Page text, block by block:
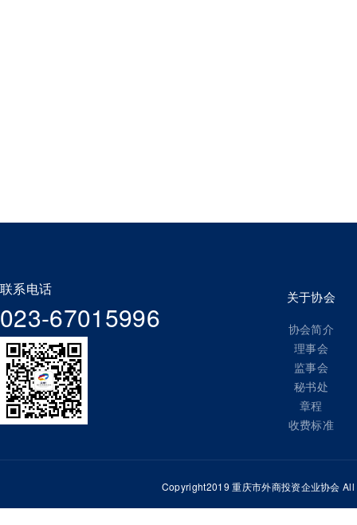
联系电话
023-67015996
关于协会
协会简介
理事会
监事会
秘书处
章程
收费标准
Copyright2019 重庆市外商投资企业协会
重庆百富工业有限公司